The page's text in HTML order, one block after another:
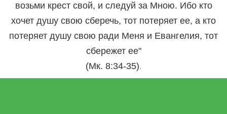
возьми крест свой, и следуй за Мною. Ибо кто
хочет душу свою сберечь, тот потеряет ее, а кто
потеряет душу свою ради Меня и Евангелия, тот
сбережет ее"
(Мк. 8:34-35).